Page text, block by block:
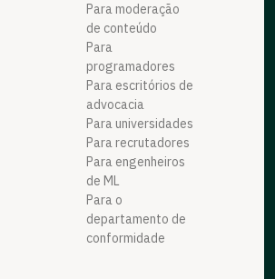
Para moderação
de conteúdo
Para
programadores
Para escritórios de
advocacia
Para universidades
Para recrutadores
Para engenheiros
de ML
Para o
departamento de
conformidade